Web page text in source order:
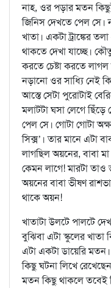
নাহ, ওর পড়ার মতন
জিনিস দেখতে পেল সে।
খাতা। একটা ট্রাঙ্কের
থাকতে দেখা যাচ্ছে।
করতে চেষ্টা করতে লাগল
নড়ানো ওর সাধ্যি নেই
আস্তে সেটা পুরোটাই
মলাটটা ঘসা লেগে ছিঁড়ে
পেল সে। গোটা গোটা
সিক্স’। তার মানে এটা
লাগছিল অয়নের, বাবা
কেমন লাগে! মারটা তাও
অয়নের বাবা ভীষণ
থাকে অয়ন!
খাতাটা উলটে পালটে
বুঝিবা এটা স্কুলের খাতা
এটা একটা ডায়েরি
কিছু ঘটনা লিখে
মতন কিছু থাকলে তবেই